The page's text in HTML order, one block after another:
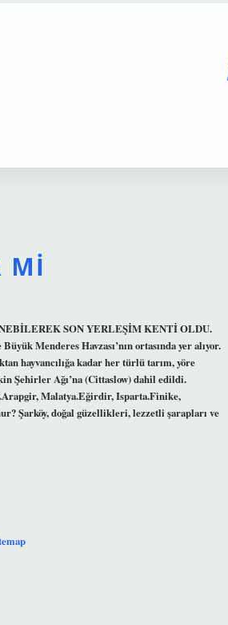
MI
SON YERLEŞİM KENTİ OLDU.
Menderes Havzası’nın ortasında yer alıyor.
hayvancılığa kadar her türlü tarım, yöre
Şehirler Ağı’na (Cittaslow) dahil edildi.
Malatya.Eğirdir, Isparta.Finike,
Şarköy, doğal güzellikleri, lezzetli şarapları ve